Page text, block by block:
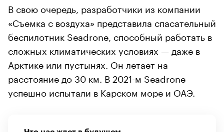
В свою очередь, разработчики из компании
«Съемка с воздуха» представила спасательный
беспилотник Seadrone, способный работать в
сложных климатических условиях — даже в
Арктике или пустынях. Он летает на
расстояние до 30 км. В 2021-м Seadrone
успешно испытали в Карском море и ОАЭ.